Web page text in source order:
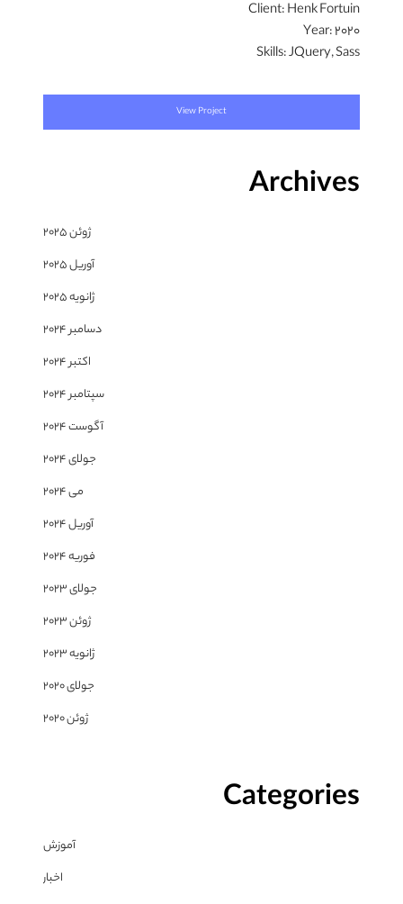
Client:Henk Fortuin
Year:2020
Skills:JQuery, Sass
View Project
Archives
ژوئن 2025
آوریل 2025
ژانویه 2025
دسامبر 2024
اکتبر 2024
سپتامبر 2024
آگوست 2024
جولای 2024
می 2024
آوریل 2024
فوریه 2024
جولای 2023
ژوئن 2023
ژانویه 2023
جولای 2020
ژوئن 2020
Categories
آموزش
اخبار